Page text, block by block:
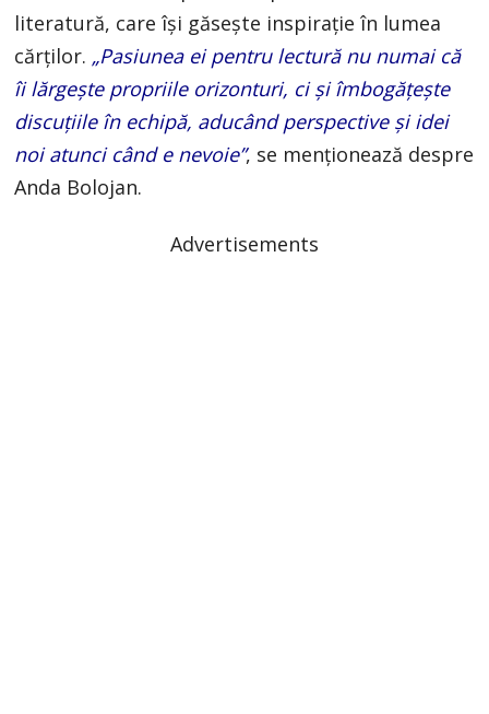
literatură, care își găsește inspirație în lumea
cărților. „Pasiunea ei pentru lectură nu numai că
îi lărgește propriile orizonturi, ci și îmbogățește
discuțiile în echipă, aducând perspective și idei
noi atunci când e nevoie”, se menționează despre
Anda Bolojan.
Advertisements